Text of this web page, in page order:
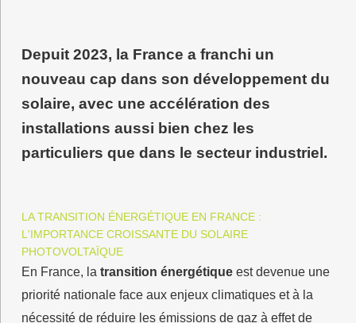
Depuit 2023, la France a franchi un
nouveau cap dans son développement du
solaire, avec une accélération des
installations aussi bien chez les
particuliers que dans le secteur industriel.
LA TRANSITION ÉNERGÉTIQUE EN FRANCE :
L'IMPORTANCE CROISSANTE DU SOLAIRE
PHOTOVOLTAÏQUE
En France, la transition énergétiqueest devenue une
priorité nationale face aux enjeux climatiques et à la
nécessité de réduire les émissions de gaz à effet de